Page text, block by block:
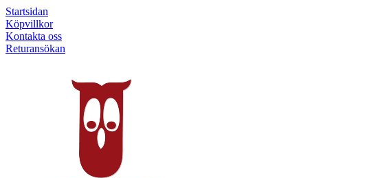
Startsidan
Köpvillkor
Kontakta oss
Returansökan